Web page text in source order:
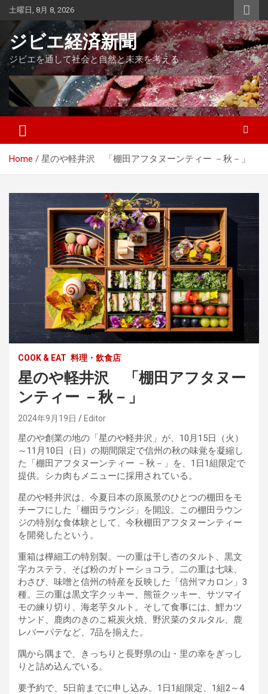
Skip
content
土曜日, 8月 8, 2026
ジビエ経済新聞
ジビエを通して社会と自然と未来を考える
Home 星のや軽井沢 「棚田アフタヌーンティー －秋－」
COOK & EAT 料理・飲食店
星のや軽井沢 「棚田アフタヌー
ンティー －秋－」
2024年9月19日 Editor
星のや創業の地の「星のや軽井沢」が、10月15日（火）
～11月10日（日）の期間限定で信州の秋の味覚を凝縮し
た「棚田アフタヌーンティー －秋－」を、1日1組限定で
提供。シカ肉もメニューに採用されている。
星のや軽井沢は、今夏日本の原風景のひとつの棚田をモ
チーフにした「棚田ラウンジ」を開設。この棚田ラウン
ジの特別な食体験として、今秋棚田アフタヌーンティー
を開発したという。
重箱は樺細工の特別製。一の重は干し杏のタルト、黒文
字カステラ、そば粉のガトーショコラ。二の重は七味、
わさび、味噌と信州の特産を反映した「信州マカロン」3
種。三の重は黒文字クッキー、熊笹クッキー、サツマイ
モの練り切り、海老芋タルト。そして食事には、鯉カツ
サンド、鹿肉のきのこ糀炭火焼、野沢菜のタルタル、鹿
レバーパテなど、7品を揃えた。
隅から隅まで、きっちりと長野県の山・里の幸をぎっし
りと詰め込んでいる。
要予約で、5日前までに申し込み。1日1組限定、1組2～4